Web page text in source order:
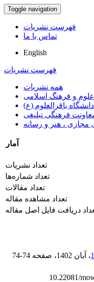
Toggle navigation
فهرست نشریات
تماس با ما
English
فهرست نشریات
همه نشریات
و فرهنگ اسلامی
دانشگاه باقرالعلوم (ع)
فرهنگی تبلیغی
، هنر و رسانه
آمار
تعداد نشریات
تعداد شماره‌ها
تعداد مقالات
تعداد مشاهده مقاله
دریافت فایل اصل مقاله
، آبان 1402 ، صفحه 74-74
10.22081/